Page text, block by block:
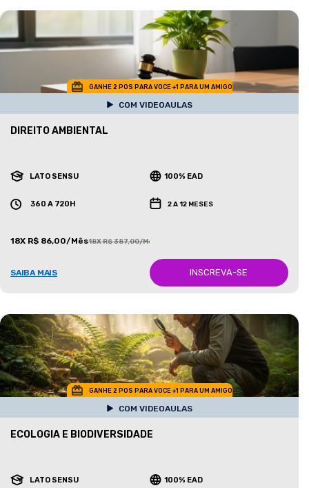
GANHE 2 POS PARA VOCE +1 PARA UM AMIGO
COM VIDEOAULAS
DIREITO AMBIENTAL
LATO SENSU 100% EAD
360 A 720H 2 A 12 MESES
18X R$ 86,00/Mês18X R$ 387,00/Mês
SAIBA MAIS INSCREVA-SE
GANHE 2 POS PARA VOCE +1 PARA UM AMIGO
COM VIDEOAULAS
ECOLOGIA E BIODIVERSIDADE
LATO SENSU 100% EAD